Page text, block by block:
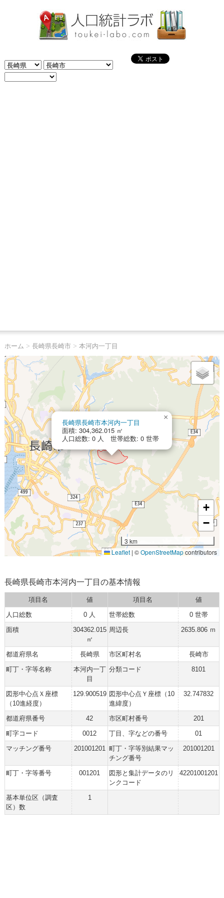
ホーム > 長崎県長崎市> 本河内一丁目
長崎県長崎市本河内一丁目
面積: 304,362.015 ㎡
人口総数: 0 人 世帯総数: 0 世帯
×
+
−
3 km
Leaflet | ©OpenStreetMapcontributors
長崎県長崎市本河内一丁目の基本情報
項目名 値 項目名
値
人口総数
0 人 世帯総数
0 世帯
面積
304362.015
㎡
周辺長 2635.806 ｍ
都道府県名 長崎県 市区町村名
長崎市
町丁・字等名称
本河内一丁
目
分類コード 8101
図形中心点Ｘ座標
（10進経度）
129.900519 図形中心点Ｙ座標（10
進緯度）
32.747832
都道府県番号 42 市区町村番号
201
町字コード
0012 丁目、字などの番号
01
マッチング番号
201001201 町丁・字等別結果マッ
チング番号
201001201
町丁・字等番号 001201
図形と集計データのリ
ンクコード
42201001201
基本単位区（調査
区）数
1